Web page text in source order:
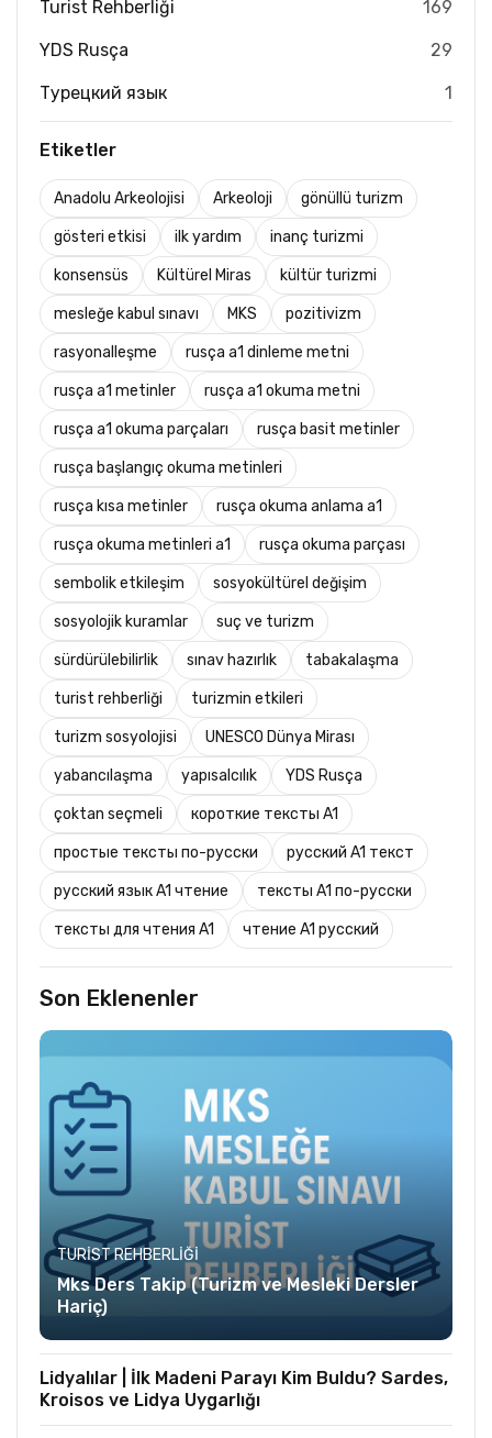
Turist Rehberliği 169
YDS Rusça 29
Турецкий язык 1
Etiketler
Anadolu Arkeolojisi Arkeoloji gönüllü turizm
gösteri etkisi ilk yardım inanç turizmi
konsensüs Kültürel Miras kültür turizmi
mesleğe kabul sınavı MKS pozitivizm
rasyonalleşme rusça a1 dinleme metni
rusça a1 metinler rusça a1 okuma metni
rusça a1 okuma parçaları rusça basit metinler
rusça başlangıç okuma metinleri
rusça kısa metinler rusça okuma anlama a1
rusça okuma metinleri a1 rusça okuma parçası
sembolik etkileşim sosyokültürel değişim
sosyolojik kuramlar suç ve turizm
sürdürülebilirlik sınav hazırlık tabakalaşma
turist rehberliği turizmin etkileri
turizm sosyolojisi UNESCO Dünya Mirası
yabancılaşma yapısalcılık YDS Rusça
çoktan seçmeli короткие тексты A1
простые тексты по-русски русский A1 текст
русский язык A1 чтение тексты A1 по-русски
тексты для чтения A1 чтение A1 русский
Son Eklenenler
TURIST REHBERLIĞI
Mks Ders Takip (Turizm ve Mesleki Dersler
Hariç)
Lidyalılar | İlk Madeni Parayı Kim Buldu? Sardes,
Kroisos ve Lidya Uygarlığı